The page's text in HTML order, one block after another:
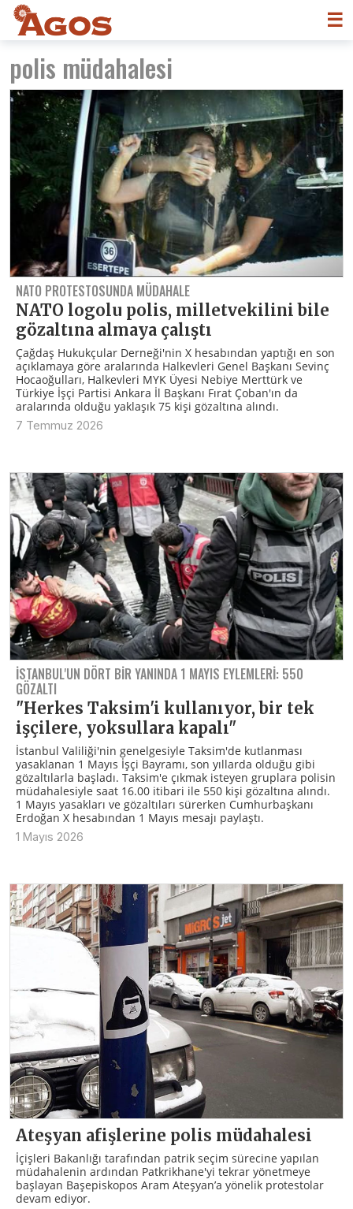
☰
polis müdahalesi
NATO PROTESTOSUNDA MÜDAHALE
NATO logolu polis, milletvekilini bile
gözaltına almaya çalıştı
Çağdaş Hukukçular Derneği'nin X hesabından yaptığı en son
açıklamaya göre aralarında Halkevleri Genel Başkanı Sevinç
Hocaoğulları, Halkevleri MYK Üyesi Nebiye Merttürk ve
Türkiye İşçi Partisi Ankara İl Başkanı Fırat Çoban'ın da
aralarında olduğu yaklaşık 75 kişi gözaltına alındı.
7 Temmuz 2026
İSTANBUL'UN DÖRT BIR YANINDA 1 MAYIS EYLEMLERI: 550
GÖZALTI
"Herkes Taksim'i kullanıyor, bir tek
işçilere, yoksullara kapalı"
İstanbul Valiliği'nin genelgesiyle Taksim'de kutlanması
yasaklanan 1 Mayıs İşçi Bayramı, son yıllarda olduğu gibi
gözaltılarla başladı. Taksim'e çıkmak isteyen gruplara polisin
müdahalesiyle saat 16.00 itibari ile 550 kişi gözaltına alındı.
1 Mayıs yasakları ve gözaltıları sürerken Cumhurbaşkanı
Erdoğan X hesabından 1 Mayıs mesajı paylaştı.
1 Mayıs 2026
Ateşyan afişlerine polis müdahalesi
İçişleri Bakanlığı tarafından patrik seçim sürecine yapılan
müdahalenin ardından Patkrikhane'yi tekrar yönetmeye
başlayan Başepiskopos Aram Ateşyan’a yönelik protestolar
devam ediyor.